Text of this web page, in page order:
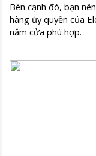
Bên cạnh đó, bạn
hàng ủy quyền của
nắm cửa phù hợp.